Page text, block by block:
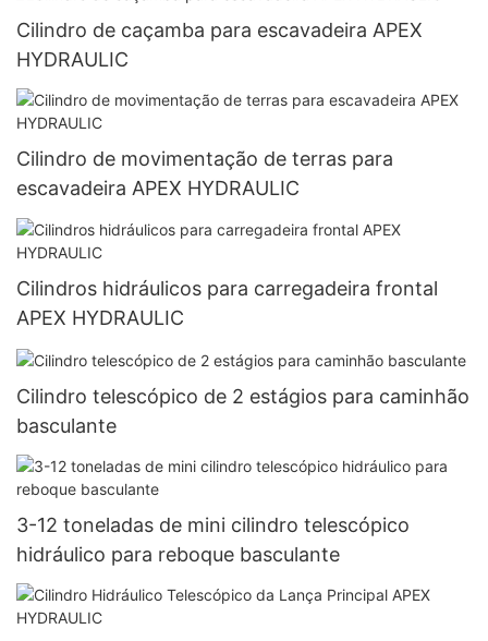
Cilindro de caçamba para escavadeira APEX
HYDRAULIC
Cilindro de movimentação de terras para
escavadeira APEX HYDRAULIC
Cilindros hidráulicos para carregadeira frontal
APEX HYDRAULIC
Cilindro telescópico de 2 estágios para caminhão
basculante
3-12 toneladas de mini cilindro telescópico
hidráulico para reboque basculante